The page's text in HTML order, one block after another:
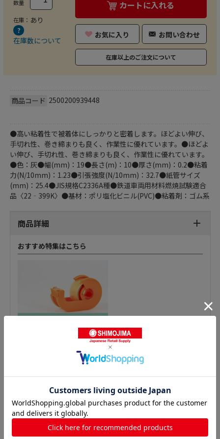
数量
在庫： あり
在庫数について
カートに入れる
お気に入り お問い合わせ
在庫以上のご注文について
商品コード 2500200939448
●高い粘着性で被着体にしっかりと密着します。ほどよい伸び、
手切れ性、巻き締まりも良く、作業性に優れています。●ほどよ
い伸び、手切れ性、巻き締まりも良く、作業性に優れています。
●色：灰●幅(mm)：19●長さ(m)：10●厚さ(mm)：0.2●粘着
力(N/10mm)：1.23●引張強度(N/10mm)：32.7●紙管サイズ
(mm)：25.4●JIS規格C2336A種●鉄道車両用材料燃焼試験適合
品〈22‐399K〉●基材：ポリ塩化ビニル(PVC)●粘着剤：ゴム系
商品詳細
おすすめ特集はこちら
ビニールテープの人気商品との比較